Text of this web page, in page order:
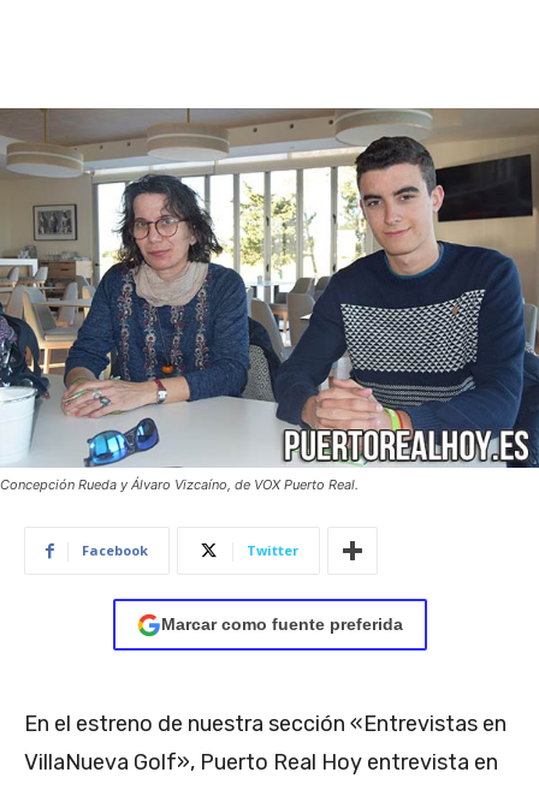
Concepción Rueda y Álvaro Vizcaíno, de VOX Puerto Real.
Facebook Twitter
Marcar como fuente preferida
En el estreno de nuestra sección «Entrevistas en
VillaNueva Golf», Puerto Real Hoy entrevista en